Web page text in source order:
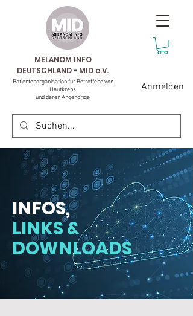
MELANOM INFO
DEUTSCHLAND - MID e.V.
Patientenorganisation für Betroffene von
Hautkrebs
und deren Angehörige
Anmelden
INFOS,
LINKS &
DOWNLOADS